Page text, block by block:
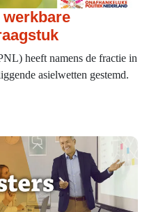
heeft namens de fractie in
asielwetten gestemd.